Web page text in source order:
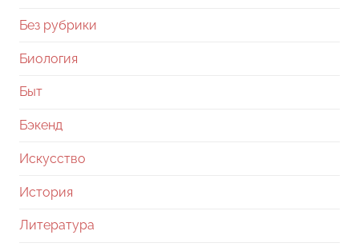
Без рубрики
Биология
Быт
Бэкенд
Искусство
История
Литература